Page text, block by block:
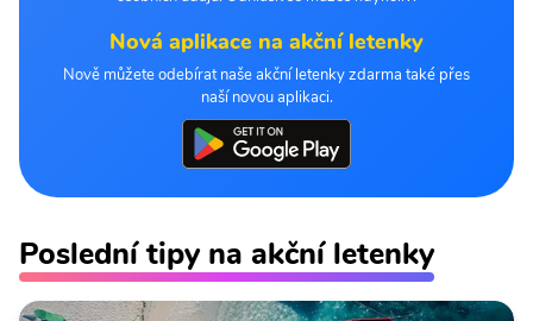
Nová aplikace na akční letenky
Nově můžete odebírat naše akční letenky zdarma také přes
naší novou aplikaci.
Poslední tipy na akční letenky